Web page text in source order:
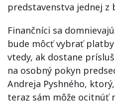
predstavenstva jednej z
Finančníci sa
bude môcť vybrať
vtedy, ak dostane
na osobný pokyn
Andreja Pyshného,
teraz sám môže ocitnúť